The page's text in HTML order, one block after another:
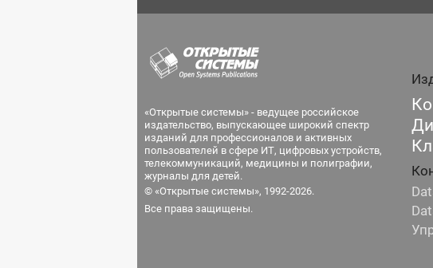
«Открытые системы» - ведущее российское
издательство, выпускающее широкий спектр
изданий для профессионалов и активных
пользователей в сфере ИТ, цифровых устройств,
телекоммуникаций, медицины и полиграфии,
журналы для детей.
© «Открытые системы», 1992-2026.
Все права защищены.